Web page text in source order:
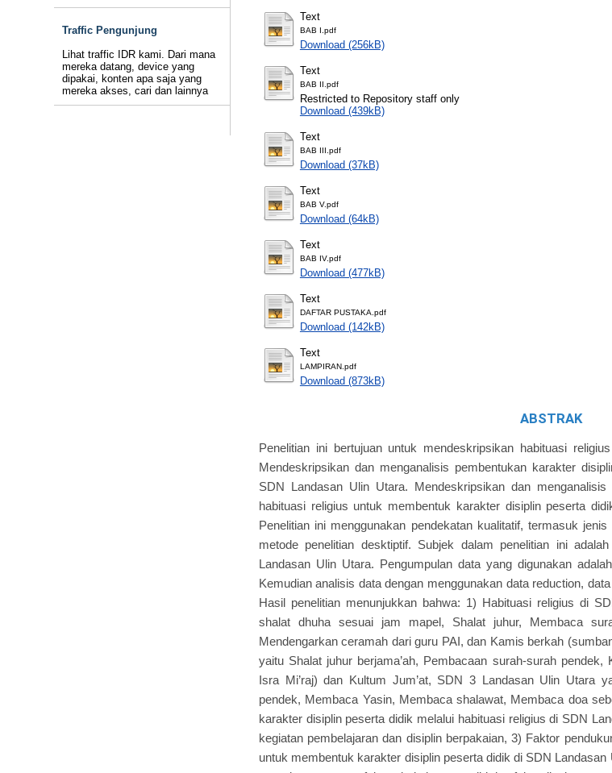
Traffic Pengunjung
Lihat traffic IDR kami. Dari mana
mereka datang, device yang
dipakai, konten apa saja yang
mereka akses, cari dan lainnya
Text
BAB I.pdf
Download (256kB)
Text
BAB II.pdf
Restricted to Repository staff only
Download (439kB)
Text
BAB III.pdf
Download (37kB)
Text
BAB V.pdf
Download (64kB)
Text
BAB IV.pdf
Download (477kB)
Text
DAFTAR PUSTAKA.pdf
Download (142kB)
Text
LAMPIRAN.pdf
Download (873kB)
ABSTRAK
Penelitian ini bertujuan untuk mendeskripsikan habituasi
Mendeskripsikan dan menganalisis pembentukan karakter
SDN Landasan Ulin Utara. Mendeskripsikan dan
habituasi religius untuk membentuk karakter disiplin peserta
Penelitian ini menggunakan pendekatan kualitatif, termasuk
metode penelitian desktiptif. Subjek dalam penelitian ini
Landasan Ulin Utara. Pengumpulan data yang digunakan
Kemudian analisis data dengan menggunakan data reduction,
Hasil penelitian menunjukkan bahwa: 1) Habituasi religius di
shalat dhuha sesuai jam mapel, Shalat juhur, Membaca
Mendengarkan ceramah dari guru PAI, dan Kamis berkah
yaitu Shalat juhur berjama’ah, Pembacaan surah-surah
Isra Mi’raj) dan Kultum Jum’at, SDN 3 Landasan Ulin Utara
pendek, Membaca Yasin, Membaca shalawat, Membaca doa
karakter disiplin peserta didik melalui habituasi religius di SDN
kegiatan pembelajaran dan disiplin berpakaian, 3) Faktor
untuk membentuk karakter disiplin peserta didik di SDN